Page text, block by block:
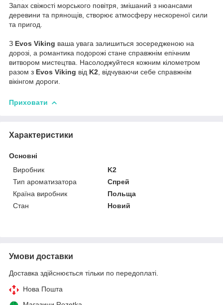
Запах свіжості морського повітря, змішаний з нюансами
деревини та прянощів, створює атмосферу нескореної сили
та пригод.
З Evos Viking ваша увага залишиться зосередженою на
дорозі, а романтика подорожі стане справжнім епічним
витвором мистецтва. Насолоджуйтеся кожним кілометром
разом з Evos Viking від K2 , відчуваючи себе справжнім
вікінгом дороги.
Приховати
Характеристики
Основні
Виробник
K2
Тип ароматизатора
Спрей
Країна виробник
Польща
Стан
Новий
Умови доставки
Доставка здійснюється тільки по передоплаті.
Нова Пошта